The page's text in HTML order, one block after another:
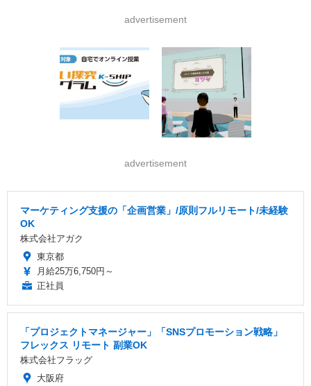
advertisement
advertisement
マーケティング支援の「企画営業」/原則フルリモート/未経験
OK
株式会社アガク
東京都
月給25万6,750円～
正社員
「プロジェクトマネージャー」「SNSプロモーション戦略」
フレックス リモート 副業OK
株式会社フラッグ
大阪府